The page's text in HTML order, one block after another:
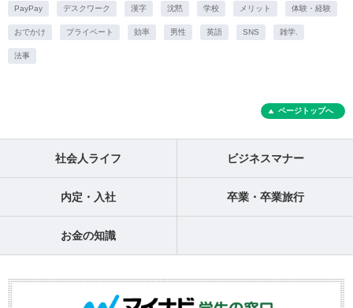
PayPay デスクワーク 漢字 沈黙 学校 メリット 体験・経験
おでかけ プライベート 効率 男性 英語 SNS 雑学.
法事
ページトップへ
社会人ライフ ビジネスマナー
内定・入社 卒業・卒業旅行
お金の知識